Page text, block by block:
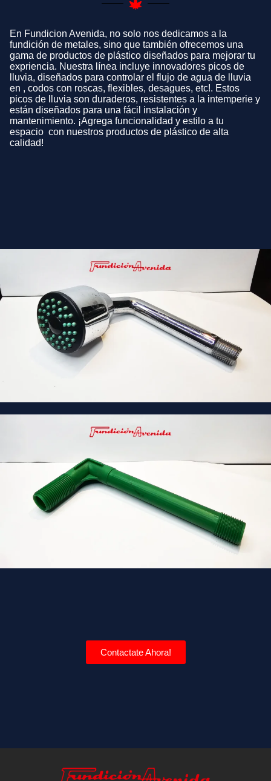
En Fundicion Avenida, no solo nos dedicamos a la
fundición de metales, sino que también ofrecemos una
gama de productos de plástico diseñados para mejorar tu
expriencia. Nuestra línea incluye innovadores picos de
lluvia, diseñados para controlar el flujo de agua de lluvia
en , codos con roscas, flexibles, desagues, etc!. Estos
picos de lluvia son duraderos, resistentes a la intemperie y
están diseñados para una fácil instalación y
mantenimiento. ¡Agrega funcionalidad y estilo a tu
espacio con nuestros productos de plástico de alta
calidad!
Contactate Ahora!